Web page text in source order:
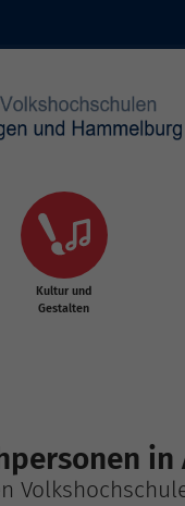
Kultur und
Gestalten